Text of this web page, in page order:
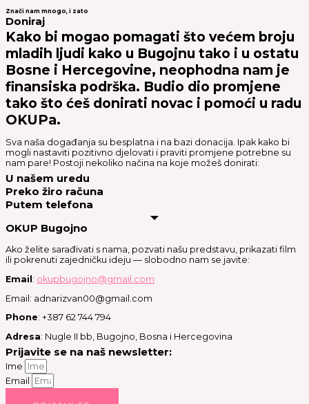
Znači nam mnogo, i zato
Doniraj
Kako bi mogao pomagati što većem broju
mladih ljudi kako u Bugojnu tako i u ostatu
Bosne i Hercegovine, neophodna nam je
finansiska podrška. Budio dio promjene
tako što ćeš donirati novac i pomoći u radu
OKUPa.
Sva naša događanja su besplatna i na bazi donacija. Ipak kako bi
mogli nastaviti pozitivno djelovati i praviti promjene potrebne su
nam pare! Postoji nekoliko načina na koje možeš donirati:
U našem uredu
Preko žiro računa
Putem telefona
OKUP Bugojno
Ako želite sarađivati s nama, pozvati našu predstavu, prikazati film
ili pokrenuti zajedničku ideju — slobodno nam se javite:
Email: okupbugojno@gmail.com
Email: adnarizvan00@gmail.com
Phone: +387 62 744 794
Adresa: Nugle II bb, Bugojno, Bosna i Hercegovina
Prijavite se na naš newsletter:
Ime
Email